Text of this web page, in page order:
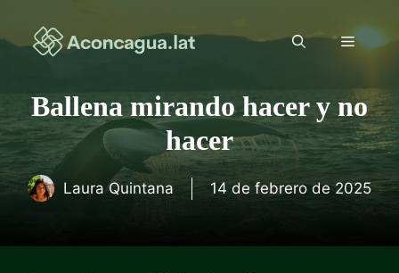
contenido
Menú
Ballena mirando hacer y no
hacer
Laura Quintana 14 de febrero de 2025